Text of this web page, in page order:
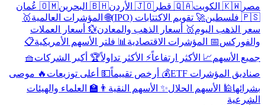
مصر 🇰🇼 الكويت 🇶🇦 قطر 🇯🇴 الأردن 🇧🇭 البحرين
🇴🇲 عُمان
🇵🇸 فلسطين
🚀 تقويم الاكتتابات (IPO) 🌐 المؤشرات العالمية🥇
سعر الذهب اليوم🥇 أسعار الذهب والمعادن💱 أسعار العملات
والفوركس📅 المؤشرات الاقتصادية 📊 فلتر الأسهم الأمريكية📋
جميع الأسهم📈 الأكثر ارتفاعاً⚡ الأكثر تداولاً🏆 أكبر الشركات🧺
صناديق المؤشرات ETF
💰 أرخص تقييماً💵 أعلى توزيعات 🔥 موصى
بشرائها🕌 الأسهم الحلال✨ الأسهم النقية 👨‍🏫 العلماء والهيئات
الشرعية